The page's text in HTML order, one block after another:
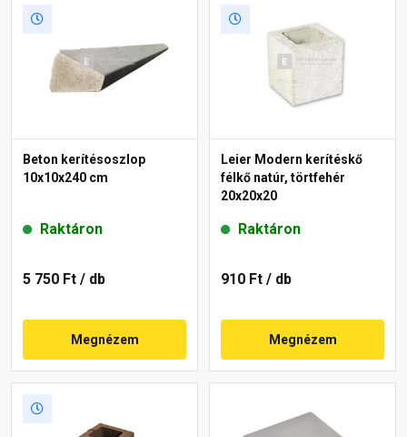
Beton kerítésoszlop
10x10x240 cm
Raktáron
5 750 Ft / db
Megnézem
Leier Modern kerítéskő
félkő natúr, törtfehér
20x20x20
Raktáron
910 Ft / db
Megnézem